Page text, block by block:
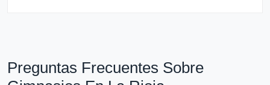
Preguntas Frecuentes Sobre